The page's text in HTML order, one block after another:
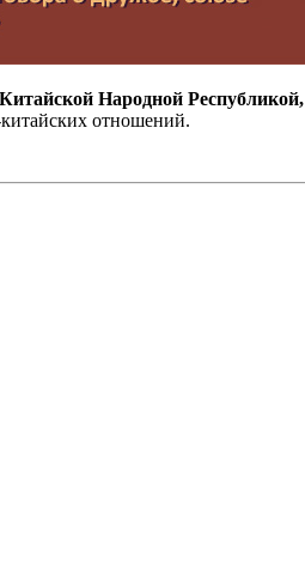
Народной Республикой,
отношений.